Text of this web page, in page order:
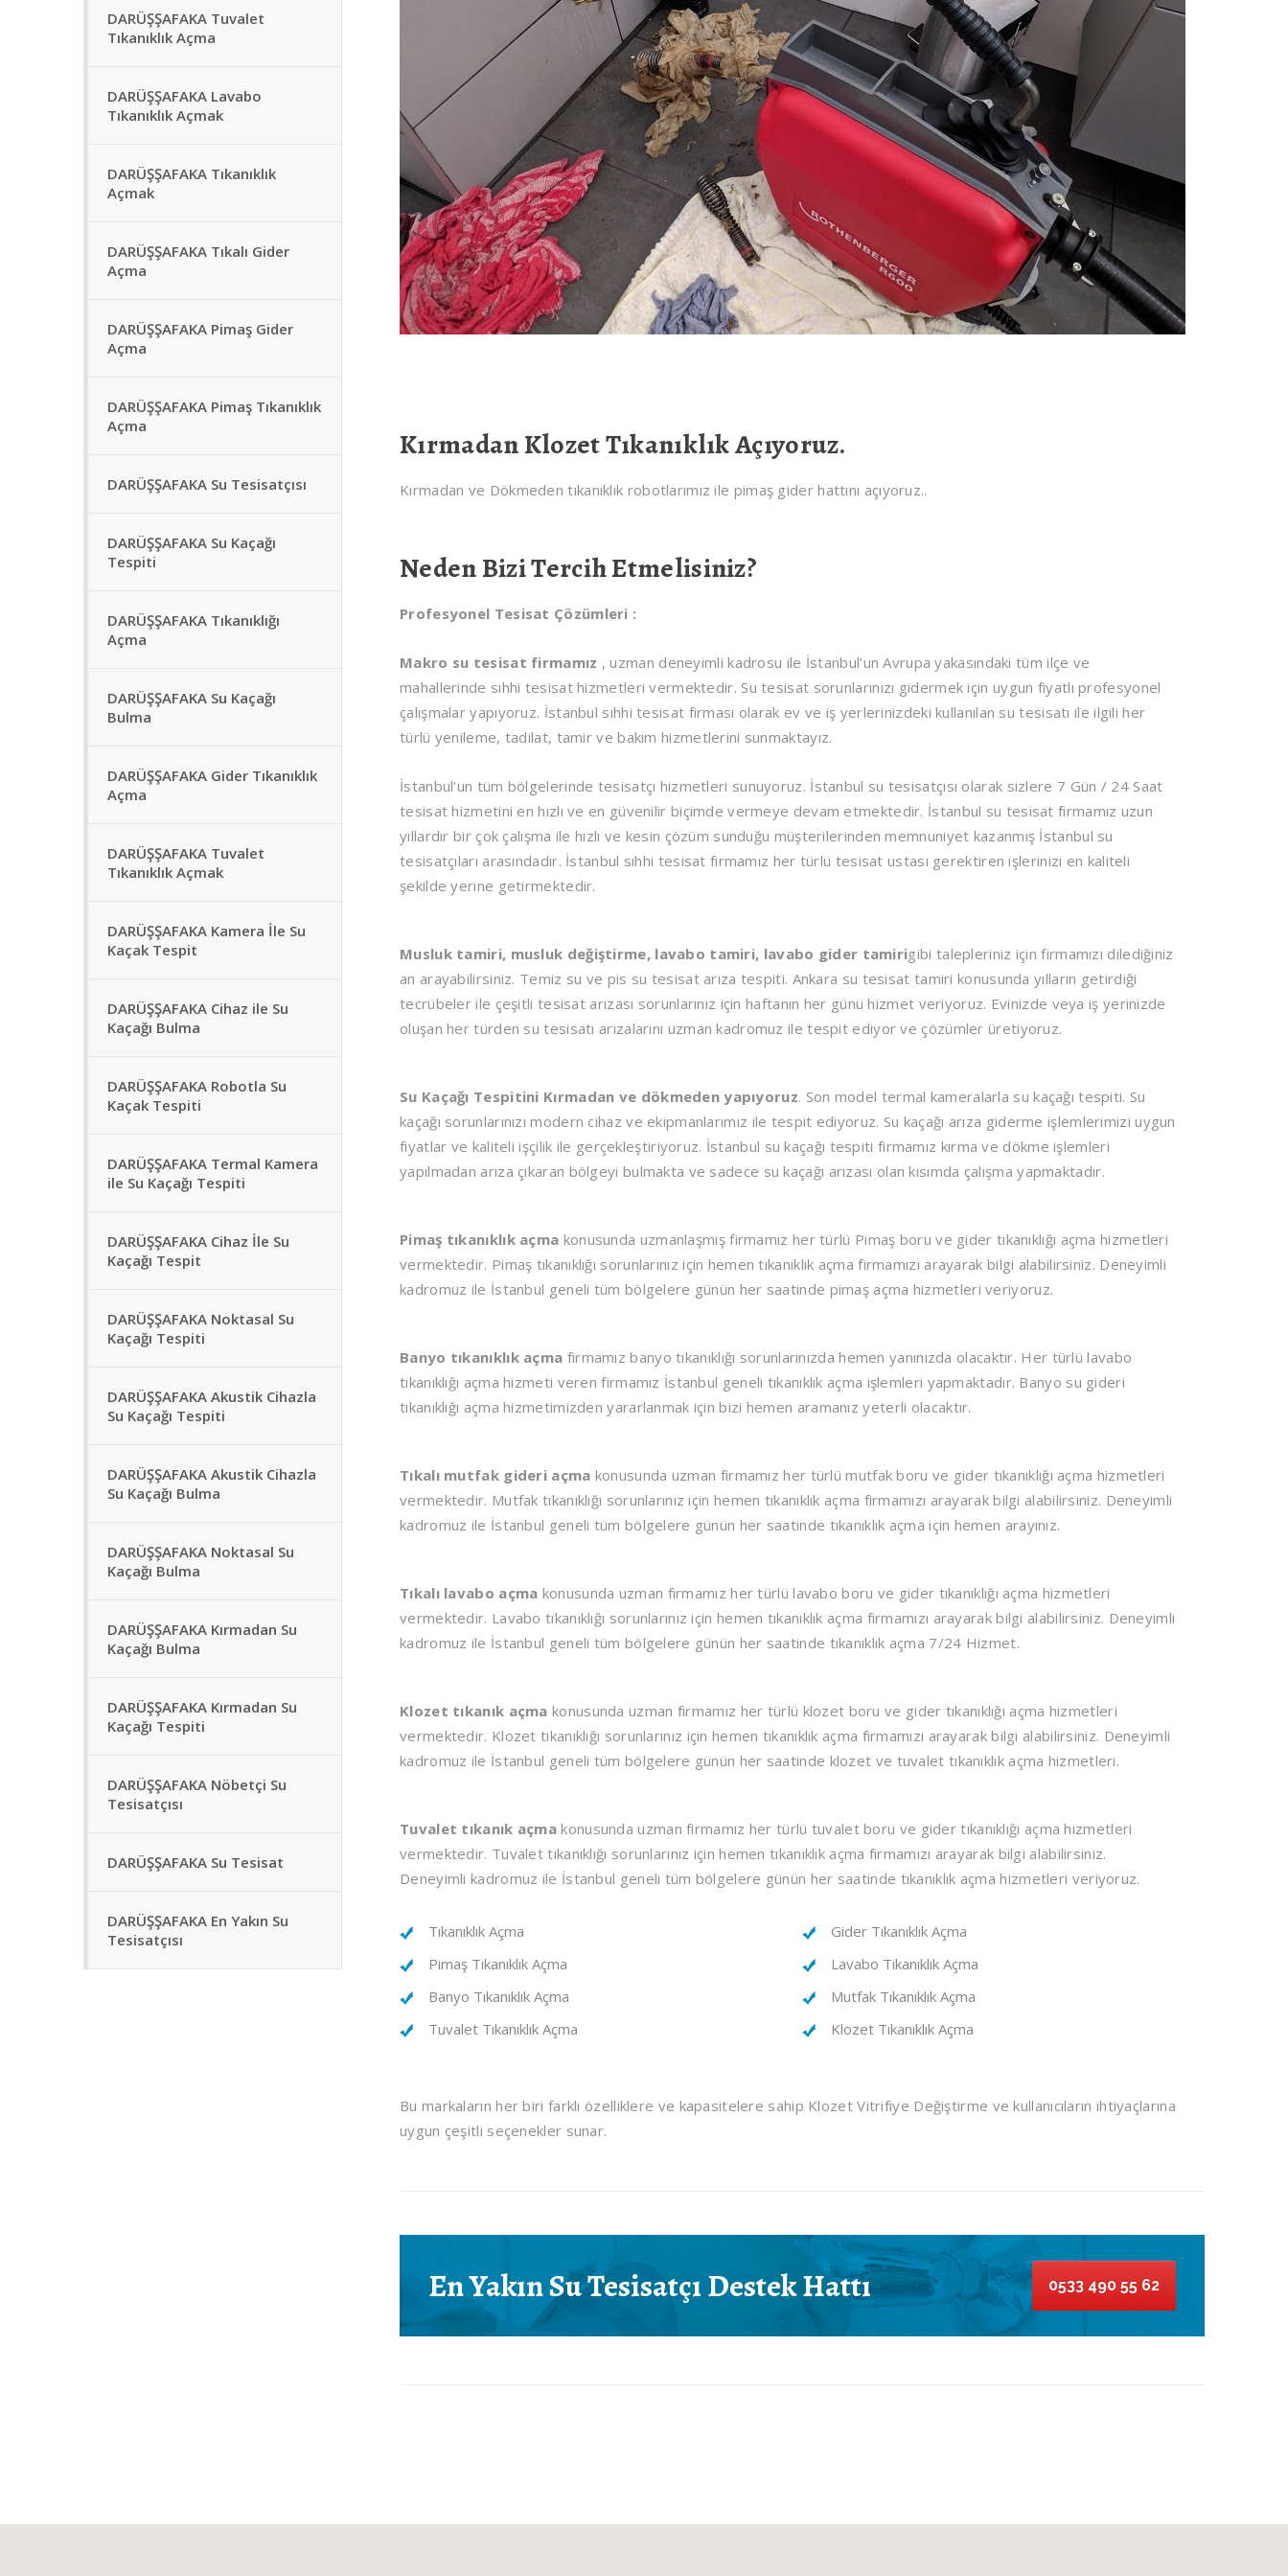
DARÜŞŞAFAKA Tuvalet
Tıkanıklık Açma
DARÜŞŞAFAKA Lavabo
Tıkanıklık Açmak
DARÜŞŞAFAKA Tıkanıklık
Açmak
DARÜŞŞAFAKA Tıkalı Gider
Açma
DARÜŞŞAFAKA Pimaş Gider
Açma
DARÜŞŞAFAKA Pimaş Tıkanıklık
Açma
DARÜŞŞAFAKA Su Tesisatçısı
DARÜŞŞAFAKA Su Kaçağı
Tespiti
DARÜŞŞAFAKA Tıkanıklığı
Açma
DARÜŞŞAFAKA Su Kaçağı
Bulma
DARÜŞŞAFAKA Gider Tıkanıklık
Açma
DARÜŞŞAFAKA Tuvalet
Tıkanıklık Açmak
DARÜŞŞAFAKA Kamera İle Su
Kaçak Tespit
DARÜŞŞAFAKA Cihaz ile Su
Kaçağı Bulma
DARÜŞŞAFAKA Robotla Su
Kaçak Tespiti
DARÜŞŞAFAKA Termal Kamera
ile Su Kaçağı Tespiti
DARÜŞŞAFAKA Cihaz İle Su
Kaçağı Tespit
DARÜŞŞAFAKA Noktasal Su
Kaçağı Tespiti
DARÜŞŞAFAKA Akustik Cihazla
Su Kaçağı Tespiti
DARÜŞŞAFAKA Akustik Cihazla
Su Kaçağı Bulma
DARÜŞŞAFAKA Noktasal Su
Kaçağı Bulma
DARÜŞŞAFAKA Kırmadan Su
Kaçağı Bulma
DARÜŞŞAFAKA Kırmadan Su
Kaçağı Tespiti
DARÜŞŞAFAKA Nöbetçi Su
Tesisatçısı
DARÜŞŞAFAKA Su Tesisat
DARÜŞŞAFAKA En Yakın Su
Tesisatçısı
Kırmadan Klozet Tıkanıklık Açıyoruz.
Kırmadan ve Dökmeden tıkanıklık robotlarımız ile pimaş gider hattını açıyoruz..
Neden Bizi Tercih Etmelisiniz?
Profesyonel Tesisat Çözümleri :
Makro su tesisat firmamız , uzman deneyimli kadrosu ile İstanbul’un Avrupa yakasındaki tüm ilçe ve
mahallerinde sıhhi tesisat hizmetleri vermektedir. Su tesisat sorunlarınızı gidermek için uygun fiyatlı profesyonel
çalışmalar yapıyoruz. İstanbul sıhhi tesisat firması olarak ev ve iş yerlerinizdeki kullanılan su tesisatı ile ilgili her
türlü yenileme, tadilat, tamir ve bakım hizmetlerini sunmaktayız.
İstanbul’un tüm bölgelerinde tesisatçı hizmetleri sunuyoruz. İstanbul su tesisatçısı olarak sizlere 7 Gün / 24 Saat
tesisat hizmetini en hızlı ve en güvenilir biçimde vermeye devam etmektedir. İstanbul su tesisat firmamız uzun
yıllardır bir çok çalışma ile hızlı ve kesin çözüm sunduğu müşterilerinden memnuniyet kazanmış İstanbul su
tesisatçıları arasındadır. İstanbul sıhhi tesisat firmamız her türlü tesisat ustası gerektiren işlerinizi en kaliteli
şekilde yerine getirmektedir.
Musluk tamiri, musluk değiştirme, lavabo tamiri, lavabo gider tamirigibi talepleriniz için firmamızı dilediğiniz
an arayabilirsiniz. Temiz su ve pis su tesisat arıza tespiti. Ankara su tesisat tamiri konusunda yılların getirdiği
tecrübeler ile çeşitli tesisat arızası sorunlarınız için haftanın her günü hizmet veriyoruz. Evinizde veya iş yerinizde
oluşan her türden su tesisatı arızalarını uzman kadromuz ile tespit ediyor ve çözümler üretiyoruz.
Su Kaçağı Tespitini Kırmadan ve dökmeden yapıyoruz. Son model termal kameralarla su kaçağı tespiti. Su
kaçağı sorunlarınızı modern cihaz ve ekipmanlarımız ile tespit ediyoruz. Su kaçağı arıza giderme işlemlerimizi uygun
fiyatlar ve kaliteli işçilik ile gerçekleştiriyoruz. İstanbul su kaçağı tespiti firmamız kırma ve dökme işlemleri
yapılmadan arıza çıkaran bölgeyi bulmakta ve sadece su kaçağı arızası olan kısımda çalışma yapmaktadır.
Pimaş tıkanıklık açma konusunda uzmanlaşmış firmamız her türlü Pimaş boru ve gider tıkanıklığı açma hizmetleri
vermektedir. Pimaş tıkanıklığı sorunlarınız için hemen tıkanıklık açma firmamızı arayarak bilgi alabilirsiniz. Deneyimli
kadromuz ile İstanbul geneli tüm bölgelere günün her saatinde pimaş açma hizmetleri veriyoruz.
Banyo tıkanıklık açma firmamız banyo tıkanıklığı sorunlarınızda hemen yanınızda olacaktır. Her türlü lavabo
tıkanıklığı açma hizmeti veren firmamız İstanbul geneli tıkanıklık açma işlemleri yapmaktadır. Banyo su gideri
tıkanıklığı açma hizmetimizden yararlanmak için bizi hemen aramanız yeterli olacaktır.
Tıkalı mutfak gideri açma konusunda uzman firmamız her türlü mutfak boru ve gider tıkanıklığı açma hizmetleri
vermektedir. Mutfak tıkanıklığı sorunlarınız için hemen tıkanıklık açma firmamızı arayarak bilgi alabilirsiniz. Deneyimli
kadromuz ile İstanbul geneli tüm bölgelere günün her saatinde tıkanıklık açma için hemen arayınız.
Tıkalı lavabo açma konusunda uzman firmamız her türlü lavabo boru ve gider tıkanıklığı açma hizmetleri
vermektedir. Lavabo tıkanıklığı sorunlarınız için hemen tıkanıklık açma firmamızı arayarak bilgi alabilirsiniz. Deneyimli
kadromuz ile İstanbul geneli tüm bölgelere günün her saatinde tıkanıklık açma 7/24 Hizmet.
Klozet tıkanık açma konusunda uzman firmamız her türlü klozet boru ve gider tıkanıklığı açma hizmetleri
vermektedir. Klozet tıkanıklığı sorunlarınız için hemen tıkanıklık açma firmamızı arayarak bilgi alabilirsiniz. Deneyimli
kadromuz ile İstanbul geneli tüm bölgelere günün her saatinde klozet ve tuvalet tıkanıklık açma hizmetleri.
Tuvalet tıkanık açma konusunda uzman firmamız her türlü tuvalet boru ve gider tıkanıklığı açma hizmetleri
vermektedir. Tuvalet tıkanıklığı sorunlarınız için hemen tıkanıklık açma firmamızı arayarak bilgi alabilirsiniz.
Deneyimli kadromuz ile İstanbul geneli tüm bölgelere günün her saatinde tıkanıklık açma hizmetleri veriyoruz.
Tıkanıklık Açma
Gider Tıkanıklık Açma
Pimaş Tıkanıklık Açma
Lavabo Tıkanıklık Açma
Banyo Tıkanıklık Açma
Mutfak Tıkanıklık Açma
Tuvalet Tıkanıklık Açma
Klozet Tıkanıklık Açma
Bu markaların her biri farklı özelliklere ve kapasitelere sahip Klozet Vitrifiye Değiştirme ve kullanıcıların ihtiyaçlarına
uygun çeşitli seçenekler sunar.
En Yakın Su TesisatçıDestek Hattı 0533 490 55 62